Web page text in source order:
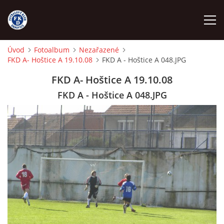
ÚVOD
FKD A
FKD B
STARŠÍ DOROST
STARŠÍ ŽÁCI
Úvod Fotoalbum
Nezařazené
FKD A- Hoštice A 19.10.08
FKD A - Hoštice A 048.JPG
FKD A- Hoštice A 19.10.08
FKD A - Hoštice A 048.JPG